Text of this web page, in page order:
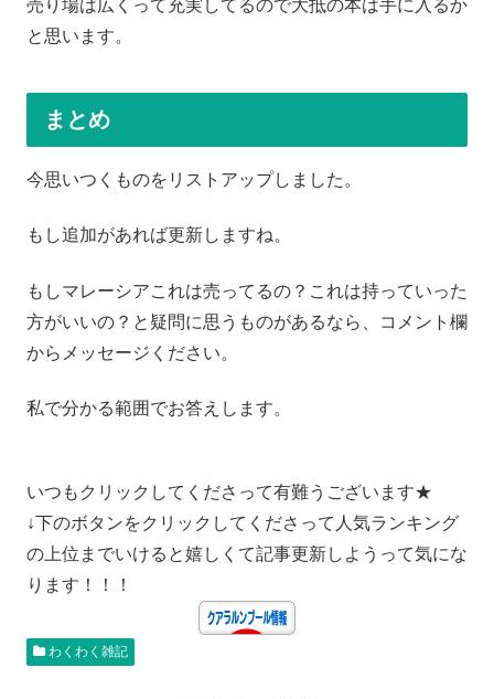
売り場は広くって充実してるので大抵の本は手に入るか
と思います。
まとめ
今思いつくものをリストアップしました。
もし追加があれば更新しますね。
もしマレーシアこれは売ってるの？これは持っていった
方がいいの？と疑問に思うものがあるなら、コメント欄
からメッセージください。
私で分かる範囲でお答えします。
いつもクリックしてくださって有難うございます★
↓下のボタンをクリックしてくださって人気ランキング
の上位までいけると嬉しくて記事更新しようって気にな
ります！！！
わくわく雑記